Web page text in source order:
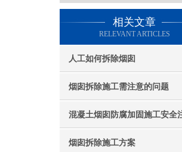
相关文章
RELEVANT ARTICLES
人工如何拆除烟囱
烟囱拆除施工需注意的问题
烟囱拆除施工方案